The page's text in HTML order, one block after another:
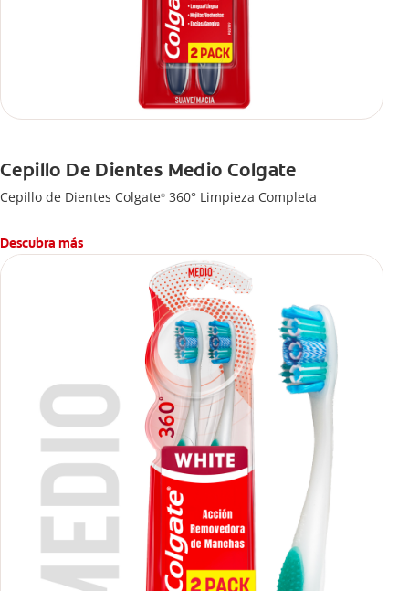
Cepillo De Dientes Medio Colgate
Cepillo de Dientes Colgate® 360° Limpieza Completa
Descubra más